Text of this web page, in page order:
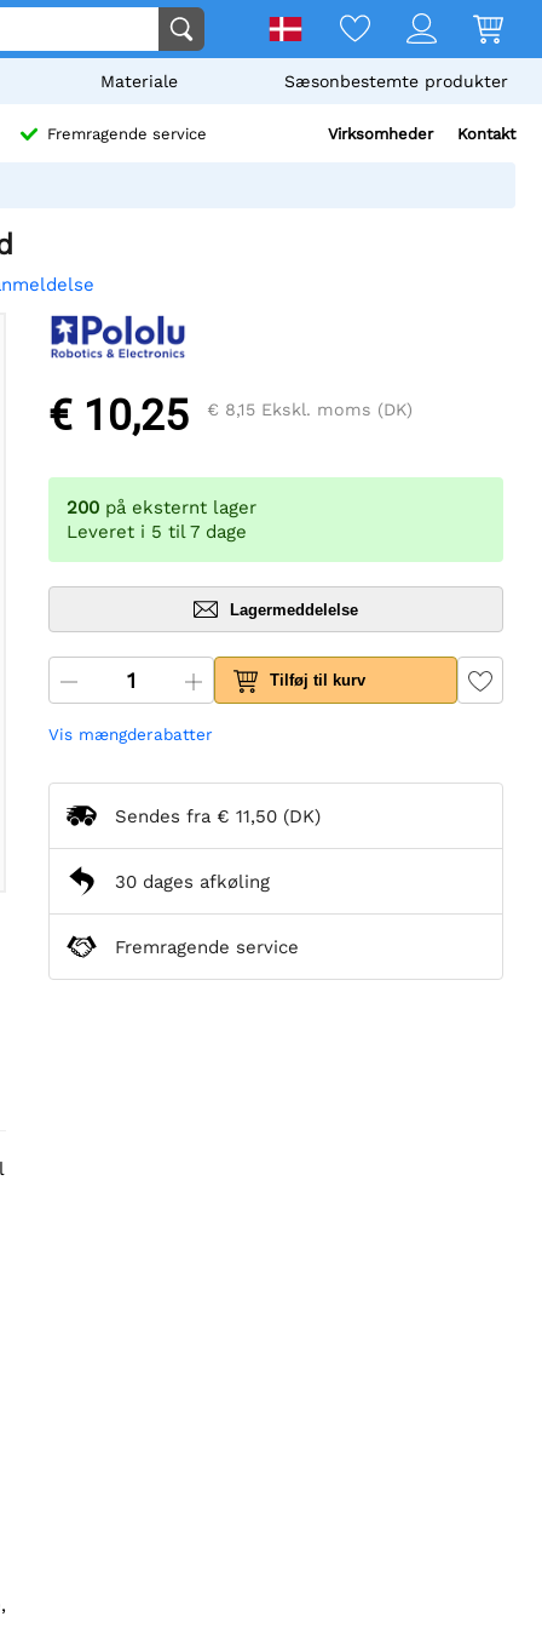
Materiale Sæsonbestemte produkter
Fremragende service Virksomheder Kontakt
€ 10,25 € 8,15 Ekskl. moms (DK)
200 på eksternt lager
Leveret i 5 til 7 dage
Lagermeddelelse
Tilføj til kurv
Vis mængderabatter
Sendes fra € 11,50 (DK)
30 dages afkøling
Fremragende service